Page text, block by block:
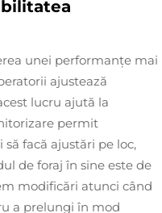
unei performanţe mai
ajustează
lucru ajută la
permit
facă ajustări pe loc,
de foraj în sine este de
modificări atunci când
a prelungi în mod